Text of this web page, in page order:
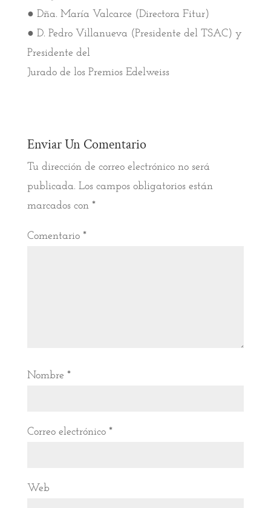
● Dña. María Valcarce (Directora Fitur)
● D. Pedro Villanueva (Presidente del TSAC) y
Presidente del
Jurado de los Premios Edelweiss
Enviar Un Comentario
Tu dirección de correo electrónico no será
publicada. Los campos obligatorios están
marcados con *
Comentario *
Nombre *
Correo electrónico *
Web